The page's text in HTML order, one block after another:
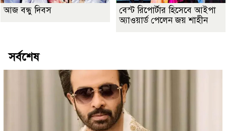
আজ বন্ধু দিবস
বেস্ট রিপোর্টার হিসেবে আইপা
অ্যাওয়ার্ড পেলেন জয় শাহীন
সর্বশেষ